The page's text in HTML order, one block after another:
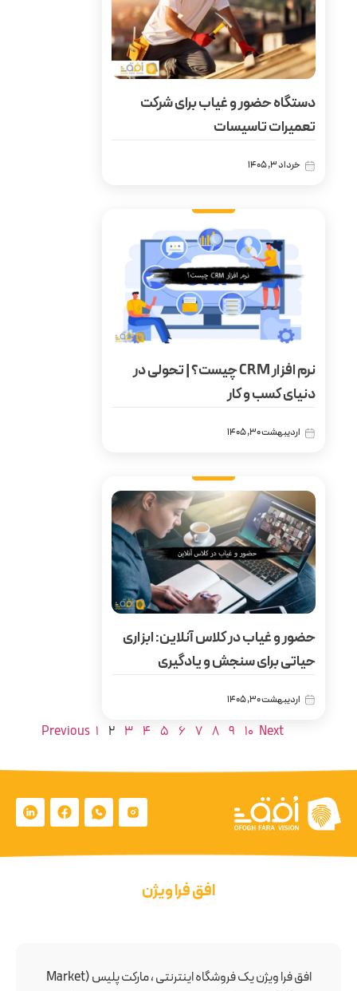
دستگاه حضور و غیاب برای شرکت
تعمیرات تاسیسات
خرداد 3, 1405
نرم افزار CRM چیست؟ | تحولی در
دنیای کسب و کار
اردیبهشت 30, 1405
حضور و غیاب در کلاس آنلاین: ابزاری
حیاتی برای سنجش و یادگیری
اردیبهشت 30, 1405
Previous 1 2 3 4 5 6 7 8 9 10 Next
افق فرا ویژن
افق فرا ویژن یک فروشگاه اینترنتی ، مارکت پلیس (Market